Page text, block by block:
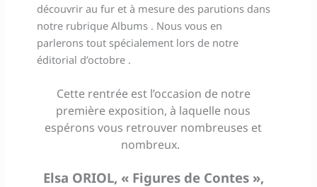
découvrir au fur et à mesure des parutions dans
notre rubrique Albums . Nous vous en
parlerons tout spécialement lors de notre
éditorial d’octobre .
Cette rentrée est l’occasion de notre
première exposition, à laquelle nous
espérons vous retrouver nombreuses et
nombreux.
Elsa ORIOL, « Figures de Contes »,